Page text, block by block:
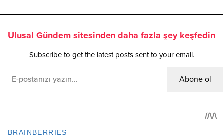
Ulusal Gündem sitesinden daha fazla şey keşfedin
Subscribe to get the latest posts sent to your email.
Abone ol